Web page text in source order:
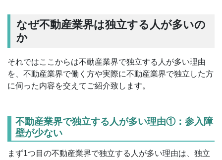
なぜ不動産業界は独立する人が多いの
か
それではここからは不動産業界で独立する人が多い理由
を、不動産業界で働く方や実際に不動産業界で独立した方
に伺った内容を交えてご紹介致します。
不動産業界で独立する人が多い理由①：参入障
壁が少ない
まず1つ目の不動産業界で独立する人が多い理由は、独立